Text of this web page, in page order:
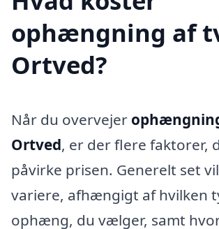
ophængning af
Ortved?
Når du overvejer
Ortved, er der flere faktorer,
påvirke prisen. Generelt set
variere, afhængigt af hvilken
ophæng, du vælger, samt